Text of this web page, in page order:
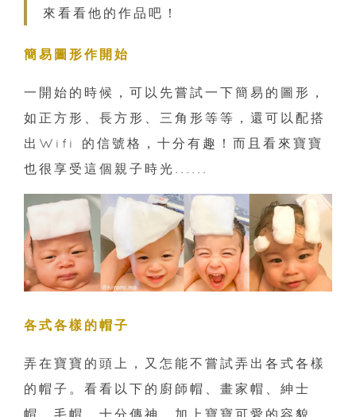
來看看他的作品吧！
簡易圖形作開始
一開始的時候，可以先嘗試一下簡易的圖形，
如正方形、長方形、三角形等等，還可以配搭
出Wifi 的信號格，十分有趣！而且看來寶寶
也很享受這個親子時光......
各式各樣的帽子
弄在寶寶的頭上，又怎能不嘗試弄出各式各樣
的帽子。看看以下的廚師帽、畫家帽、紳士
帽、毛帽，十分傳神，加上寶寶可愛的容貌，